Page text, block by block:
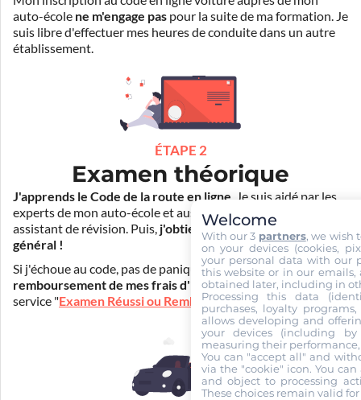
auto-école ne m'engage pas pour la suite de ma formation. Je
suis libre d'effectuer mes heures de conduite dans un autre
établissement.
ÉTAPE 2
Examen théorique
J'apprends le Code de la route en ligne . Je suis aidé par les
experts de mon auto-école et aussi par Mister Codes, mon
assistant de révision. Puis, j'obtiens l'examen théorique
général !
Si j'échoue au code, pas de panique ! Je peux bénéficier du
remboursement de mes frais d'inscription (30€) grâce au
service "Examen Réussi ou Remboursé".
Welcome
With our 3 partners, we wish
on your devices (cookies,
your personal data with our
this website or in our emails,
obtained later, including in
Processing this data
purchases, loyalty
allows developing and
your devices (including
measuring their
You can "accept all" and
via the "cookie" icon. You
and object to processing
These choices remain valid